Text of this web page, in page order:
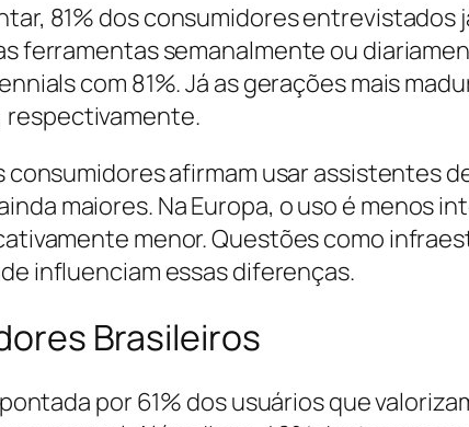
81% dos consumidores entrevistados
ferramentas semanalmente ou
com 81%. Já as gerações mais
respectivamente.
afirmam usar assistentes
maiores. Na Europa, o uso é menos
menor. Questões como
influenciam essas diferenças.
Brasileiros
por 61% dos usuários que